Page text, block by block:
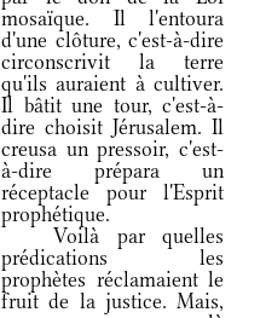
mosaïque. Il l'entoura
d'une clôture, c'est-à-dire
circonscrivit la terre
qu'ils auraient à cultiver.
Il bâtit une tour, c'est-à-
dire choisit Jérusalem. Il
creusa un pressoir, c'est-
à-dire prépara un
réceptacle pour l'Esprit
prophétique.
Voilà par quelles
prédications les
prophètes réclamaient le
fruit de la justice. Mais,